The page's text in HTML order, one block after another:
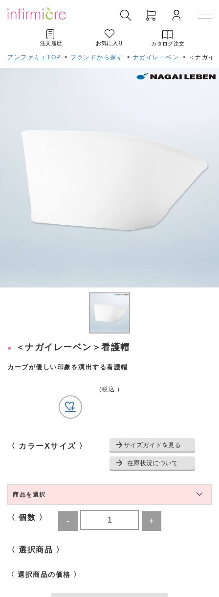
注文履歴 お気に入り カタログ注文
アンファミエTOP > ブランドから探す > ナガイレーベン > ＜ナガイ
＜ナガイレーベン＞看護帽
カーブが優しい印象を演出する看護帽
(税込 )
〈 カラーXサイズ 〉 サイズガイドを見る
在庫状況について
商品を選択
〈 個数 〉
〈 選択商品 〉
〈 選択商品の価格 〉